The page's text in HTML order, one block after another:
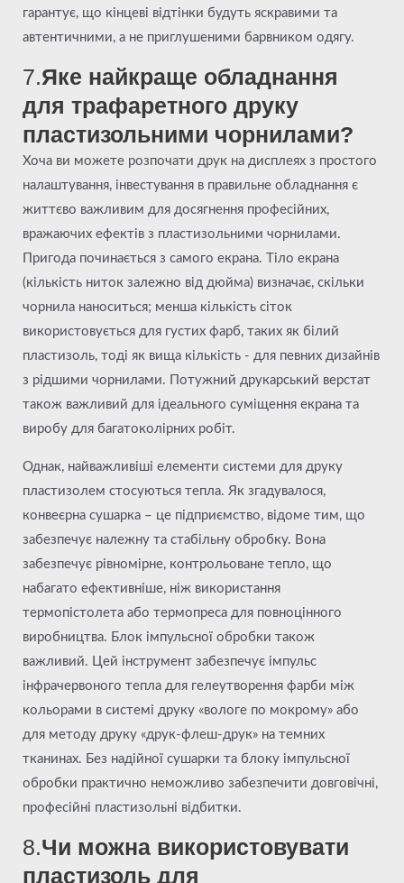
гарантує, що кінцеві відтінки будуть яскравими та
автентичними, а не приглушеними барвником одягу.
7.Яке найкраще обладнання
для трафаретного друку
пластизольними чорнилами?
Хоча ви можете розпочати друк на дисплеях з простого
налаштування, інвестування в правильне обладнання є
життєво важливим для досягнення професійних,
вражаючих ефектів з пластизольними чорнилами.
Пригода починається з самого екрана. Тіло екрана
(кількість ниток залежно від дюйма) визначає, скільки
чорнила наноситься; менша кількість сіток
використовується для густих фарб, таких як білий
пластизоль, тоді як вища кількість - для певних дизайнів
з рідшими чорнилами. Потужний друкарський верстат
також важливий для ідеального суміщення екрана та
виробу для багатоколірних робіт.
Однак, найважливіші елементи системи для друку
пластизолем стосуються тепла. Як згадувалося,
конвеєрна сушарка – це підприємство, відоме тим, що
забезпечує належну та стабільну обробку. Вона
забезпечує рівномірне, контрольоване тепло, що
набагато ефективніше, ніж використання
термопістолета або термопреса для повноцінного
виробництва. Блок імпульсної обробки також
важливий. Цей інструмент забезпечує імпульс
інфрачервоного тепла для гелеутворення фарби між
кольорами в системі друку «вологе по мокрому» або
для методу друку «друк-флеш-друк» на темних
тканинах. Без надійної сушарки та блоку імпульсної
обробки практично неможливо забезпечити довговічні,
професійні пластизольні відбитки.
8.Чи можна використовувати
пластизоль для